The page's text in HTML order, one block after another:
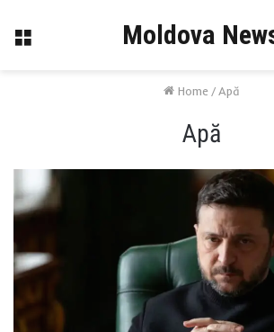
Menu Moldova
Home / Apă
Apă